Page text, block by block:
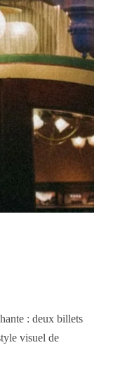
: deux billets
visuel de